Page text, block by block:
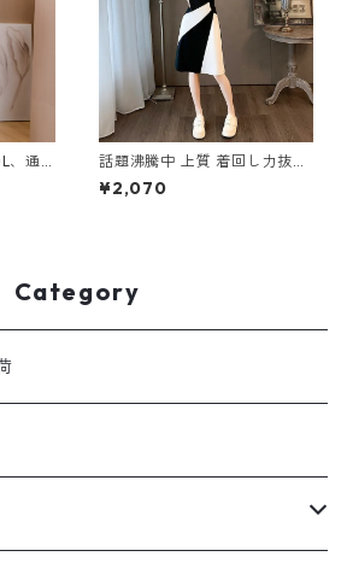
、通
m-
話題沸騰中 上質 着回し力抜群
エレガント 切り替え ワンピー
ス m-273
¥2,070
Category